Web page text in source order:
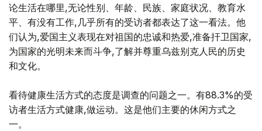
论生活在哪里,无论性别、年龄、民族、家庭状况、教育水
平、有没有工作,几乎所有的受访者都表达了这一看法。他
们认为,爱国主义表现在对祖国的忠诚和热爱,准备扞卫国家,
为国家的光明未来而斗争,了解并尊重乌兹别克人民的历史
和文化。
看待健康生活方式的态度是调查的问题之一。有88.3%的受
访者生活方式健康,做运动。这是他们主要的休闲方式之
一。